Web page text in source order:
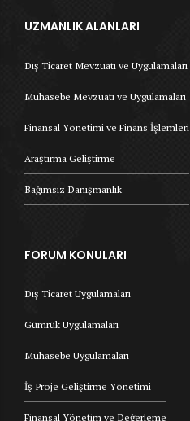
UZMANLIK ALANLARI
Dış Ticaret Mevzuatı ve Uygulamaları
Muhasebe Mevzuatı ve Uygulamaları
Finansal Yönetimi ve Finans İşlemleri
Araştırma Geliştirme
Bağımsız Danışmanlık
FORUM KONULARI
Dış Ticaret Uygulamaları
Gümrük Uygulamaları
Muhasebe Uygulamaları
İş Proje Geliştirme Yönetimi
Finansal Yönetim ve Değerleme